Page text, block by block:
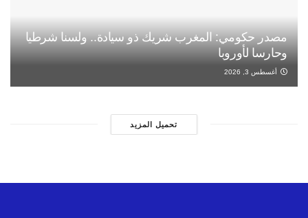
مصدر حكومي: المغرب شريك ذو سيادة.. ولسنا شرطيا
وحارسا لأوروبا
أغسطس 3, 2026
تحميل المزيد